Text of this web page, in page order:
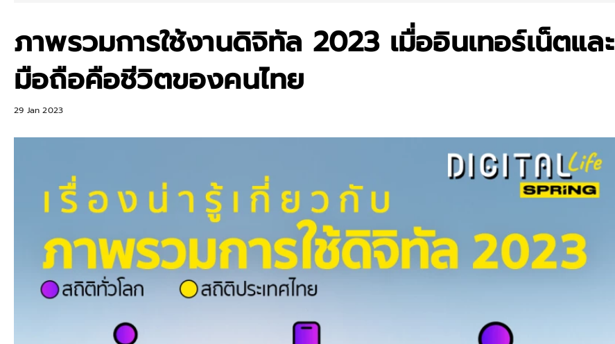
ภาพรวมการใช้งานดิจิทัล 2023 เมื่ออินเทอร์เน็ตและ
มือถือคือชีวิตของคนไทย
29 Jan 2023